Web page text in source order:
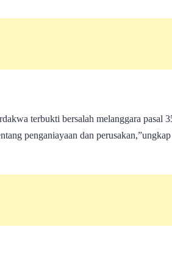
terbukti bersalah melanggara pasal
penganiayaan dan